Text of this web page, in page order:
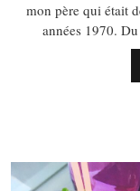
mon père qui était
années 1970.